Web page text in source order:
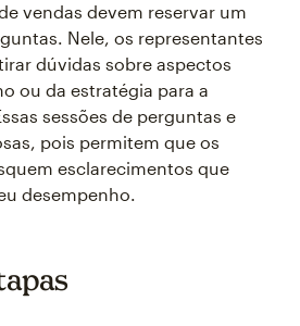
vendas devem reservar um
Nele, os representantes
dúvidas sobre aspectos
ou da estratégia para a
sessões de perguntas e
pois permitem que os
esclarecimentos que
desempenho.